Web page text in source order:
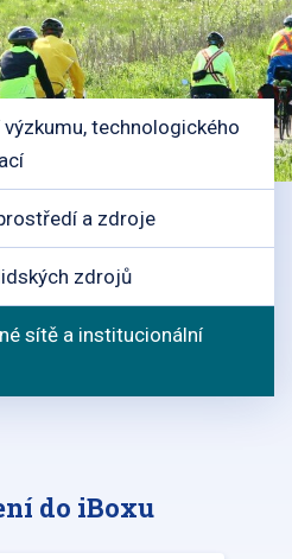
výzkumu, technologického
a zdroje
zdrojů
sítě a institucionální
do iBoxu